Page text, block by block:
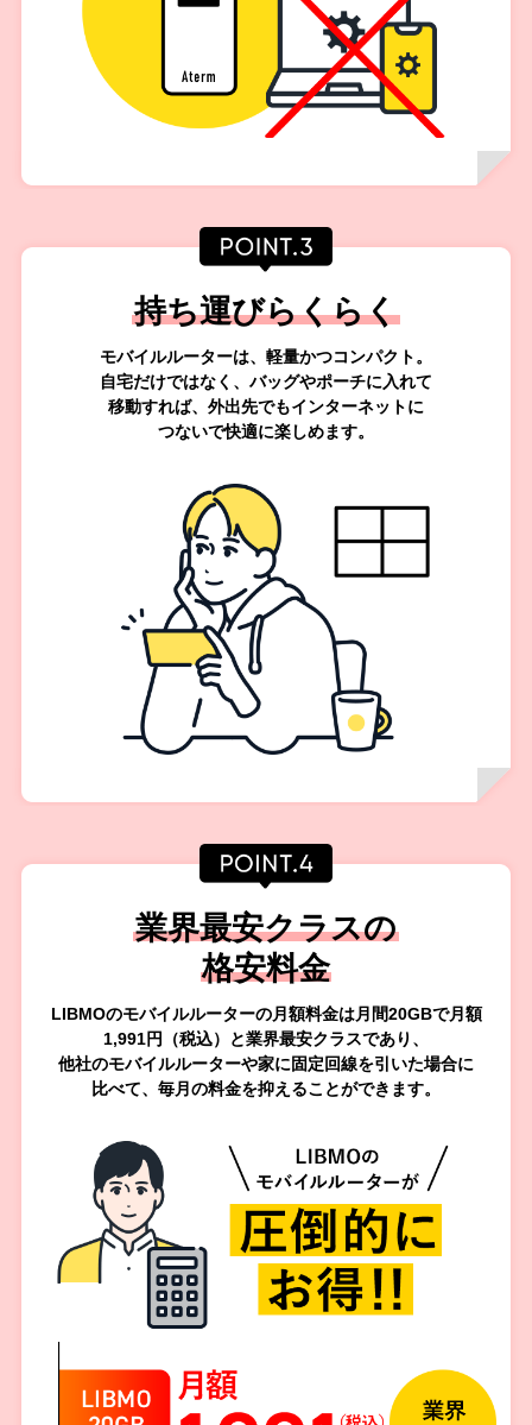
持ち運びらくらく
モバイルルーターは、軽量かつコンパクト。
自宅だけではなく、バッグやポーチに入れて
移動すれば、外出先でもインターネットに
つないで快適に楽しめます。
業界最安クラスの
格安料金
LIBMOのモバイルルーターの月額料金は月間20GBで月額
1,991円（税込）
と業界最安クラスであり、
他社のモバイルルーターや家に固定回線を引いた場合に
比べて、 毎月の料金を抑えることができます。